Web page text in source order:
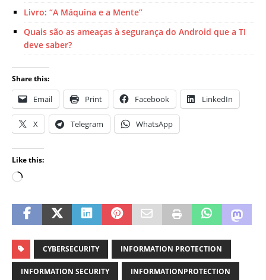
Livro: “A Máquina e a Mente”
Quais são as ameaças à segurança do Android que a TI
deve saber?
Share this:
Email Print Facebook LinkedIn
X Telegram WhatsApp
Like this:
CYBERSECURITY INFORMATION PROTECTION
INFORMATION SECURITY INFORMATIONPROTECTION